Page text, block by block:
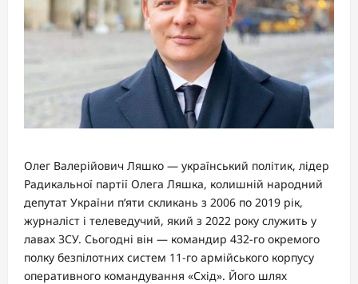
Олег Валерійович Ляшко — український політик, лідер
Радикальної партії Олега Ляшка, колишній народний
депутат України п’яти скликань з 2006 по 2019 рік,
журналіст і телеведучий, який з 2022 року служить у
лавах ЗСУ. Сьогодні він — командир 432-го окремого
полку безпілотних систем 11-го армійського корпусу
оперативного командування «Схід». Його шлях